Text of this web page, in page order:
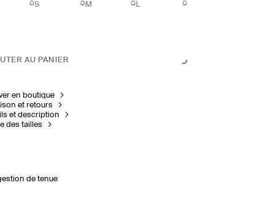
S M L
AU PANIER
en boutique
et retours
et description
des tailles
de tenue